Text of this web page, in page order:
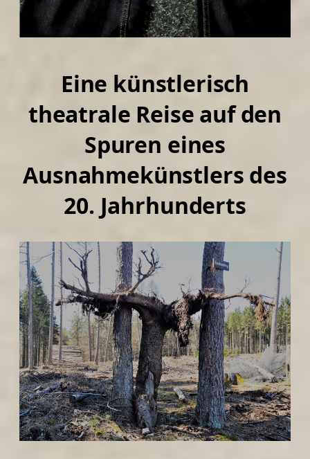
Eine künstlerisch
theatrale Reise auf den
Spuren eines
Ausnahmekünstlers des
20. Jahrhunderts